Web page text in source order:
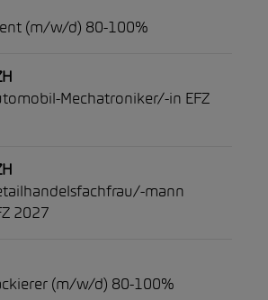
(m/w/d) 80-100%
Mechatroniker/-in EFZ
mann
2027
(m/w/d) 80-100%